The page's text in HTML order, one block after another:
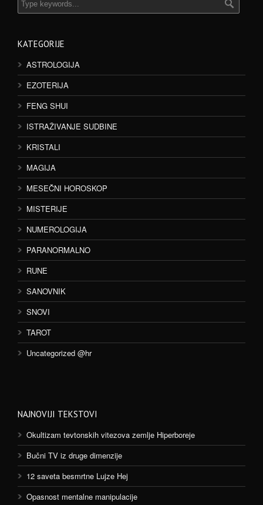
KATEGORIJE
ASTROLOGIJA
EZOTERIJA
FENG SHUI
ISTRAŽIVANJE SUDBINE
KRISTALI
MAGIJA
MESEČNI HOROSKOP
MISTERIJE
NUMEROLOGIJA
PARANORMALNO
RUNE
SANOVNIK
SNOVI
TAROT
Uncategorized @hr
NAJNOVIJI TEKSTOVI
Okultizam tevtonskih vitezova zemlje Hiperboreje
Bučni TV iz druge dimenzije
12 saveta besmrtne Lujze Hej
Opasnost mentalne manipulacije